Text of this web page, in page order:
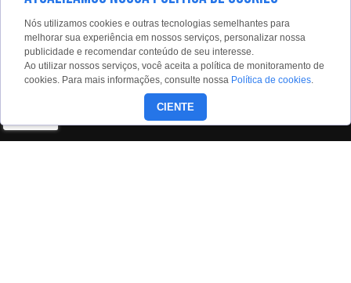
Av. Eng. Caetano Álvares, 55 - 5º andar
Limão, São Paulo, 02598-900
Contato:
estadaoconteudo@estadao.com
(11)99350-0439
Nós utilizamos cookies e outras tecnologias semelhantes para
melhorar sua experiência em nossos serviços, personalizar nossa
publicidade e recomendar conteúdo de seu interesse.
Ao utilizar nossos serviços, você aceita a política de monitoramento de
cookies. Para mais informações, consulte nossa Política de cookies.
CIENTE